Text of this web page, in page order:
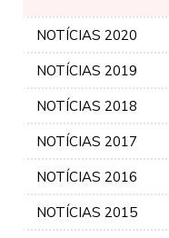
NOTÍCIAS 2020
NOTÍCIAS 2019
NOTÍCIAS 2018
NOTÍCIAS 2017
NOTÍCIAS 2016
NOTÍCIAS 2015